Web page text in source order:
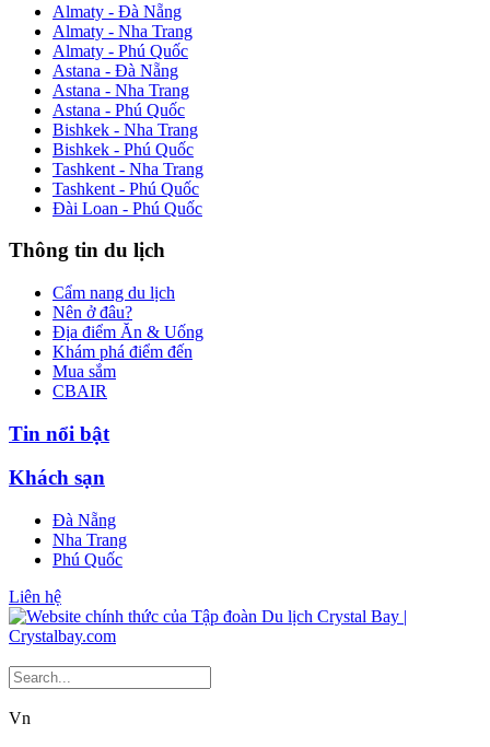
Almaty - Đà Nẵng
Almaty - Nha Trang
Almaty - Phú Quốc
Astana - Đà Nẵng
Astana - Nha Trang
Astana - Phú Quốc
Bishkek - Nha Trang
Bishkek - Phú Quốc
Tashkent - Nha Trang
Tashkent - Phú Quốc
Đài Loan - Phú Quốc
Thông tin du lịch
Cẩm nang du lịch
Nên ở đâu?
Địa điểm Ăn & Uống
Khám phá điểm đến
Mua sắm
CBAIR
Tin nổi bật
Khách sạn
Đà Nẵng
Nha Trang
Phú Quốc
Liên hệ
Vn